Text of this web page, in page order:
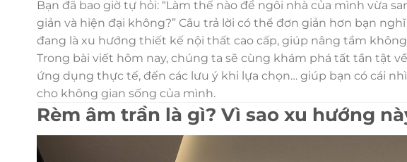
Bạn đã bao giờ tự hỏi: “Làm thế nào để ngôi nhà của mình vừa
giản và hiện đại không?” Câu trả lời có thể đơn giản hơn bạn
đang là xu hướng thiết kế nội thất cao cấp, giúp nâng tầm
Trong bài viết hôm nay, chúng ta sẽ cùng khám phá tất tần tật
ứng dụng thực tế, đến các lưu ý khi lựa chọn… giúp bạn có cái
cho không gian sống của mình.
Rèm âm trần là gì? Vì sao xu hướng